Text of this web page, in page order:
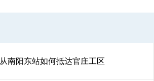
南阳东站如何抵达官庄工区